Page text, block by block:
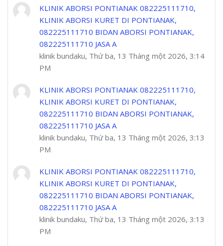
KLINIK ABORSI PONTIANAK 082225111710,
KLINIK ABORSI KURET DI PONTIANAK,
082225111710 BIDAN ABORSI PONTIANAK,
082225111710 JASA A
klinik bundaku, Thứ ba, 13 Tháng một 2026, 3:14
PM
KLINIK ABORSI PONTIANAK 082225111710,
KLINIK ABORSI KURET DI PONTIANAK,
082225111710 BIDAN ABORSI PONTIANAK,
082225111710 JASA A
klinik bundaku, Thứ ba, 13 Tháng một 2026, 3:13
PM
KLINIK ABORSI PONTIANAK 082225111710,
KLINIK ABORSI KURET DI PONTIANAK,
082225111710 BIDAN ABORSI PONTIANAK,
082225111710 JASA A
klinik bundaku, Thứ ba, 13 Tháng một 2026, 3:13
PM